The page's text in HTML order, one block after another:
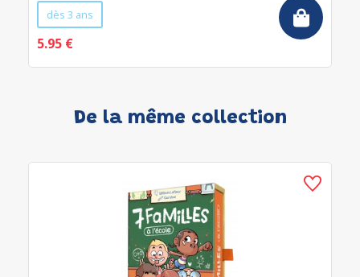
dès 3 ans
5.95 €
De la même collection